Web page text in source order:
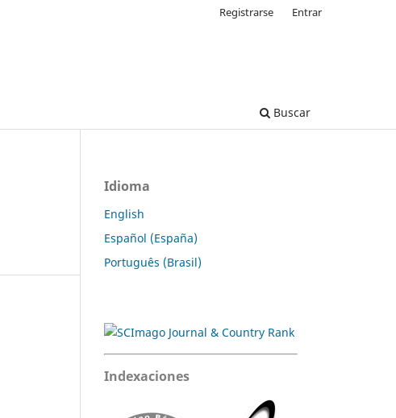
Buscar
Registrarse Entrar
Idioma
English
Español (España)
Português (Brasil)
Indexaciones